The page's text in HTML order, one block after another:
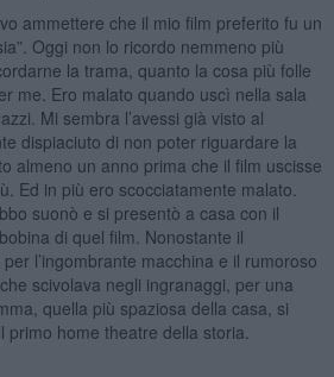
ammettere che il mio film preferito fu un
Oggi non lo ricordo nemmeno più
la trama, quanto la cosa più folle
me. Ero malato quando uscì nella sala
Mi sembra l’avessi già visto al
dispiaciuto di non poter riguardare la
almeno un anno prima che il film uscisse
Ed in più ero scocciatamente malato.
suonò e si presentò a casa con il
di quel film. Nonostante il
l’ingombrante macchina e il rumoroso
scivolava negli ingranaggi, per una
quella più spaziosa della casa, si
home theatre della storia.